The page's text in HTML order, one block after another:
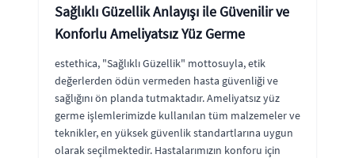
Sağlıklı Güzellik Anlayışı ile Güvenilir ve
Konforlu Ameliyatsız Yüz Germe
estethica, "Sağlıklı Güzellik" mottosuyla, etik
değerlerden ödün vermeden hasta güvenliği ve
sağlığını ön planda tutmaktadır. Ameliyatsız yüz
germe işlemlerimizde kullanılan tüm malzemeler ve
teknikler, en yüksek güvenlik standartlarına uygun
olarak seçilmektedir. Hastalarımızın konforu için